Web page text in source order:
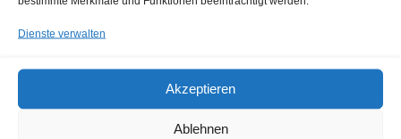
Dienste verwalten
Akzeptieren
Ablehnen
NEWS